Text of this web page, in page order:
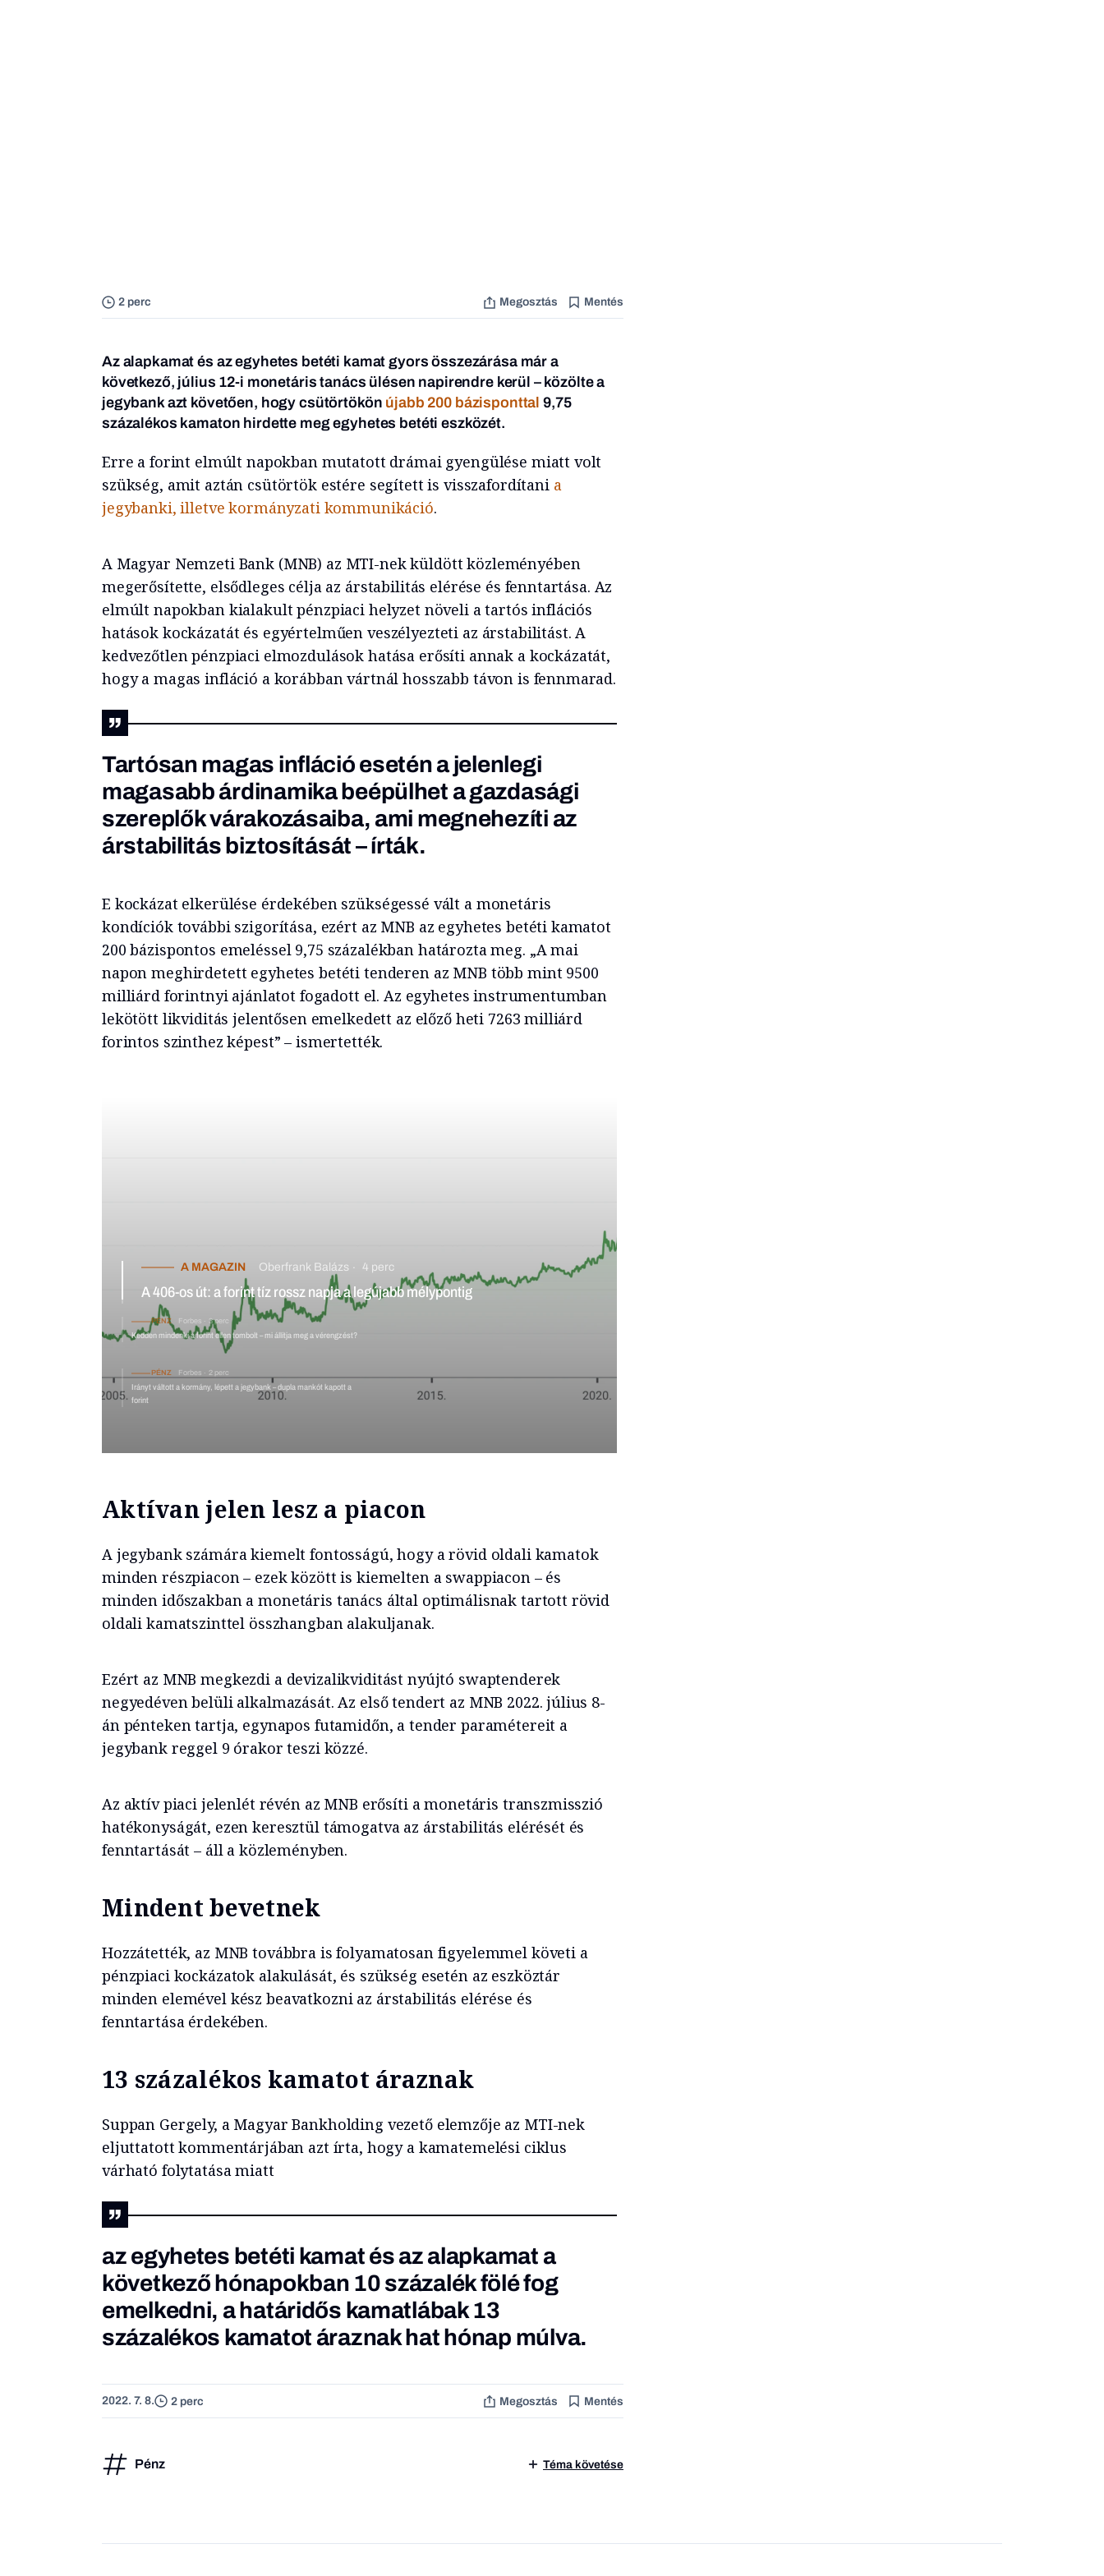
2 perc Megosztás Mentés
Az alapkamat és az egyhetes betéti kamat gyors összezárása már a
következő, július 12-i monetáris tanács ülésen napirendre kerül – közölte a
jegybank azt követően, hogy csütörtökön újabb 200 bázisponttal 9,75
százalékos kamaton hirdette meg egyhetes betéti eszközét.
Erre a forint elmúlt napokban mutatott drámai gyengülése miatt volt
szükség, amit aztán csütörtök estére segített is visszafordítani a
jegybanki, illetve kormányzati kommunikáció.
A Magyar Nemzeti Bank (MNB) az MTI-nek küldött közleményében
megerősítette, elsődleges célja az árstabilitás elérése és fenntartása. Az
elmúlt napokban kialakult pénzpiaci helyzet növeli a tartós inflációs
hatások kockázatát és egyértelműen veszélyezteti az árstabilitást. A
kedvezőtlen pénzpiaci elmozdulások hatása erősíti annak a kockázatát,
hogy a magas infláció a korábban vártnál hosszabb távon is fennmarad.
Tartósan magas infláció esetén a jelenlegi
magasabb árdinamika beépülhet a gazdasági
szereplők várakozásaiba, ami megnehezíti az
árstabilitás biztosítását – írták.
E kockázat elkerülése érdekében szükségessé vált a monetáris
kondíciók további szigorítása, ezért az MNB az egyhetes betéti kamatot
200 bázispontos emeléssel 9,75 százalékban határozta meg. „A mai
napon meghirdetett egyhetes betéti tenderen az MNB több mint 9500
milliárd forintnyi ajánlatot fogadott el. Az egyhetes instrumentumban
lekötött likviditás jelentősen emelkedett az előző heti 7263 milliárd
forintos szinthez képest” – ismertették.
A MAGAZIN Oberfrank Balázs 4 perc
A 406-os út: a forint tíz rossz napja a legújabb mélypontig
PÉNZ Forbes 3 perc
Kedden mindenki a forint ellen tombolt – mi állítja meg a vérengzést?
PÉNZ Forbes 2 perc
Irányt váltott a kormány, lépett a jegybank – dupla mankót kapott a
forint
Aktívan jelen lesz a piacon
A jegybank számára kiemelt fontosságú, hogy a rövid oldali kamatok
minden részpiacon – ezek között is kiemelten a swappiacon – és
minden időszakban a monetáris tanács által optimálisnak tartott rövid
oldali kamatszinttel összhangban alakuljanak.
Ezért az MNB megkezdi a devizalikviditást nyújtó swaptenderek
negyedéven belüli alkalmazását. Az első tendert az MNB 2022. július 8-
án pénteken tartja, egynapos futamidőn, a tender paramétereit a
jegybank reggel 9 órakor teszi közzé.
Az aktív piaci jelenlét révén az MNB erősíti a monetáris transzmisszió
hatékonyságát, ezen keresztül támogatva az árstabilitás elérését és
fenntartását – áll a közleményben.
Mindent bevetnek
Hozzátették, az MNB továbbra is folyamatosan figyelemmel követi a
pénzpiaci kockázatok alakulását, és szükség esetén az eszköztár
minden elemével kész beavatkozni az árstabilitás elérése és
fenntartása érdekében.
13 százalékos kamatot áraznak
Suppan Gergely, a Magyar Bankholding vezető elemzője az MTI-nek
eljuttatott kommentárjában azt írta, hogy a kamatemelési ciklus
várható folytatása miatt
az egyhetes betéti kamat és az alapkamat a
következő hónapokban 10 százalék fölé fog
emelkedni, a határidős kamatlábak 13
százalékos kamatot áraznak hat hónap múlva.
2022. 7. 8. 2 perc Megosztás Mentés
Pénz Téma követése